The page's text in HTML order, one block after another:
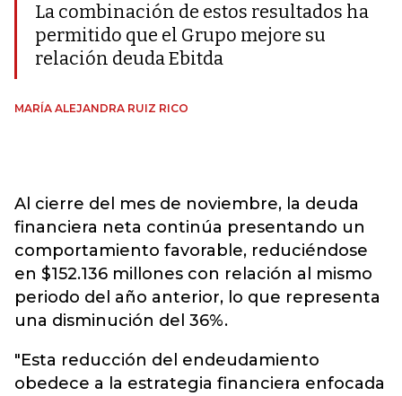
La combinación de estos resultados ha
permitido que el Grupo mejore su
relación deuda Ebitda
MARÍA ALEJANDRA RUIZ RICO
Al cierre del mes de noviembre, la deuda
financiera neta continúa presentando un
comportamiento favorable, reduciéndose
en $152.136 millones con relación al mismo
periodo del año anterior, lo que representa
una disminución del 36%.
"Esta reducción del endeudamiento
obedece a la estrategia financiera enfocada